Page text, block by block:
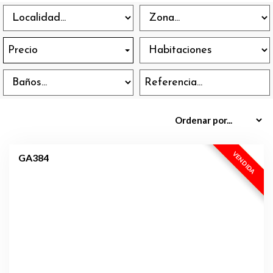
Precio
EXCLUSIVA
VENDIDA
GA384